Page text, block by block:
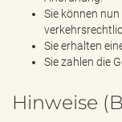
Sie können
Sie erhalten
Sie zahlen die
Hinweise